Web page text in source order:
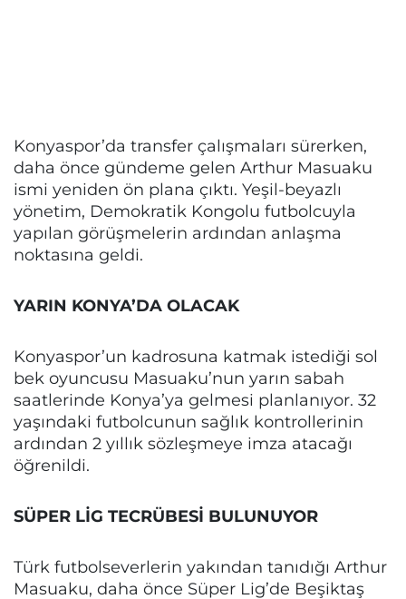
Konyaspor’da transfer çalışmaları sürerken,
daha önce gündeme gelen Arthur Masuaku
ismi yeniden ön plana çıktı. Yeşil-beyazlı
yönetim, Demokratik Kongolu futbolcuyla
yapılan görüşmelerin ardından anlaşma
noktasına geldi.
YARIN KONYA’DA OLACAK
Konyaspor’un kadrosuna katmak istediği sol
bek oyuncusu Masuaku’nun yarın sabah
saatlerinde Konya’ya gelmesi planlanıyor. 32
yaşındaki futbolcunun sağlık kontrollerinin
ardından 2 yıllık sözleşmeye imza atacağı
öğrenildi.
SÜPER LİG TECRÜBESİ BULUNUYOR
Türk futbolseverlerin yakından tanıdığı Arthur
Masuaku, daha önce Süper Lig’de Beşiktaş